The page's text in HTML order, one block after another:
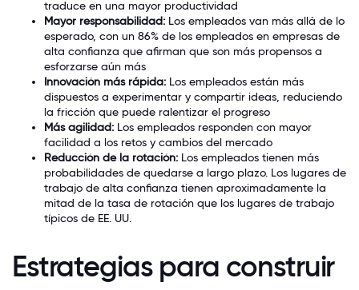
traduce en una mayor productividad
Mayor responsabilidad: Los empleados van más allá de lo
esperado, con un 86% de los empleados en empresas de
alta confianza que afirman que son más propensos a
esforzarse aún más
Innovación más rápida: Los empleados están más
dispuestos a experimentar y compartir ideas, reduciendo
la fricción que puede ralentizar el progreso
Más agilidad: Los empleados responden con mayor
facilidad a los retos y cambios del mercado
Reducción de la rotación: Los empleados tienen más
probabilidades de quedarse a largo plazo. Los lugares de
trabajo de alta confianza tienen aproximadamente la
mitad de la tasa de rotación que los lugares de trabajo
típicos de EE. UU.
Estrategias para construir